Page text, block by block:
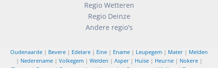
Regio Wetteren
Regio Deinze
Andere regio's
Oudenaarde | Bevere | Edelare | Eine | Ename | Leupegem | Mater | Melden
| Nederename| Volkegem| Welden | Asper| Huise| Heurne| Nokere|